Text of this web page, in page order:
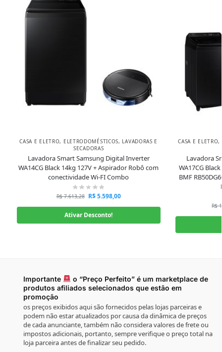
CASA E ELETRO, ELETRODOMÉSTICOS, LAVADORAS E
SECADORAS
Lavadora Smart Samsung Digital Inverter
WA14CG Black 14kg 127V + Aspirador Robô com
conectividade Wi-FI Combo
R$7.613,28 R$5.598,00
Ativar Desconto!
CASA E ELETRO,
Lavadora
WA17CG
BMF
R$
Importante
o “Preço Perfeito” é um marketplace de
produtos afiliados selecionados que estão em
promoção
os preços exibidos aqui são fornecidos pelas lojas parceiras e
podem não estar atualizados por causa da dinâmica de preços
de cada anunciante, também não considera valores de frete ou
impostos adicionais, portanto, sempre verifique o preço total na
loja parceira antes de finalizar seu pedido.